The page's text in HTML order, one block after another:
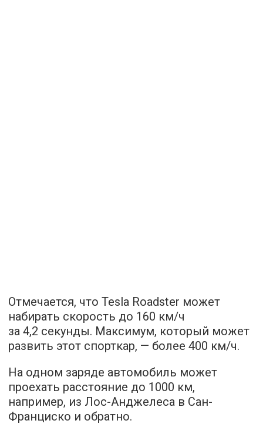
Отмечается, что Tesla Roadster может
набирать скорость до 160 км/ч
за 4,2 секунды. Максимум, который может
развить этот спорткар, — более 400 км/ч.
На одном заряде автомобиль может
проехать расстояние до 1000 км,
например, из Лос-Анджелеса в Сан-
Франциско и обратно.